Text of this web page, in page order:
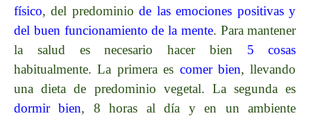
físico, del predominio de las emociones positivas y
del buen funcionamiento de la mente. Para mantener
la salud es necesario hacer bien
5 cosas
habitualmente. La primera es comer bien, llevando
una dieta de predominio vegetal. La segunda es
dormir bien, 8 horas al día y en un ambiente